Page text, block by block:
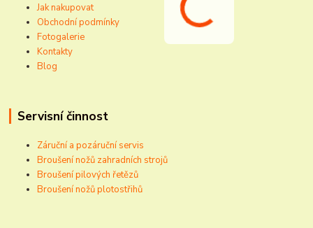
Jak nakupovat
Obchodní podmínky
Fotogalerie
Kontakty
Blog
Servisní činnost
Záruční a pozáruční servis
Broušení nožů zahradních strojů
Broušení pilových řetězů
Broušení nožů plotostřihů